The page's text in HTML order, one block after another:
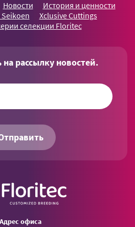
Новости
История и ценности
Xclusive Cuttings
селекции Floritec
рассылку новостей.
Aдрес офиса